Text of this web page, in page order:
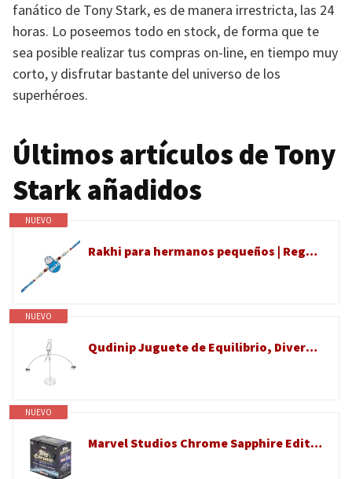
fanático de Tony Stark, es de manera irrestricta, las 24
horas. Lo poseemos todo en stock, de forma que te
sea posible realizar tus compras on-line, en tiempo muy
corto, y disfrutar bastante del universo de los
superhéroes.
Últimos artículos de Tony
Stark añadidos
NUEVO
Rakhi para hermanos pequeños | Regalo de diseñador Rakshabandhan para hermano pequeño | Pulsera Raksha Bandhan de hermana | Juego Rakhdi para celebración de hermana Bhai | Dibujos animados | Raki de
NUEVO
Qudinip Juguete de Equilibrio, Diversión Educativa, Física, Decoración de Escritorio, Regalo para Niños, Acero Inoxidable, 170-225g (011 Metal Ironman Modelo Doble)
NUEVO
Marvel Studios Chrome Sapphire Edition Hobby Box - Refractores cromados, autos, estrellas MCU